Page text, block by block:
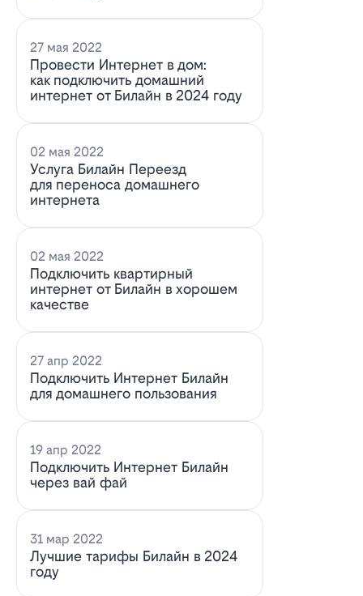
27 мая 2022
Провести Интернет в дом:
как подключить домашний
интернет от Билайн в 2024 году
02 мая 2022
Услуга Билайн Переезд
для переноса домашнего
интернета
02 мая 2022
Подключить квартирный
интернет от Билайн в хорошем
качестве
27 апр 2022
Подключить Интернет Билайн
для домашнего пользования
19 апр 2022
Подключить Интернет Билайн
через вай фай
31 мар 2022
Лучшие тарифы Билайн в 2024
году